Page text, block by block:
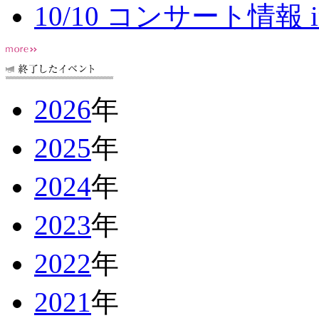
10/10 コンサート情報
2026年
2025年
2024年
2023年
2022年
2021年